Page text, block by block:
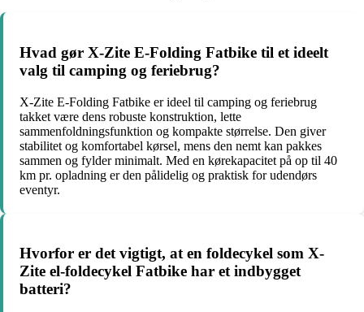
Hvad gør X-Zite E-Folding Fatbike til et ideelt
valg til camping og feriebrug?
X-Zite E-Folding Fatbike er ideel til camping og feriebrug
takket være dens robuste konstruktion, lette
sammenfoldningsfunktion og kompakte størrelse. Den giver
stabilitet og komfortabel kørsel, mens den nemt kan pakkes
sammen og fylder minimalt. Med en kørekapacitet på op til 40
km pr. opladning er den pålidelig og praktisk for udendørs
eventyr.
Hvorfor er det vigtigt, at en foldecykel som X-
Zite el-foldecykel Fatbike har et indbygget
batteri?